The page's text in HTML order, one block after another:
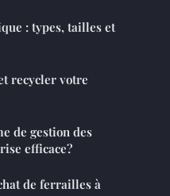
: types, tailles et
recycler votre
de gestion des
efficace?
de ferrailles à